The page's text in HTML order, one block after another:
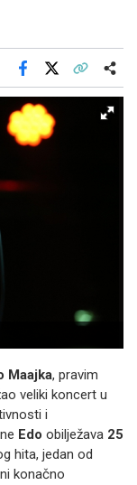
Facebook
Maajka, pravim
veliki koncert u
i
Edo obilježava 25
hita, jedan od
konačno